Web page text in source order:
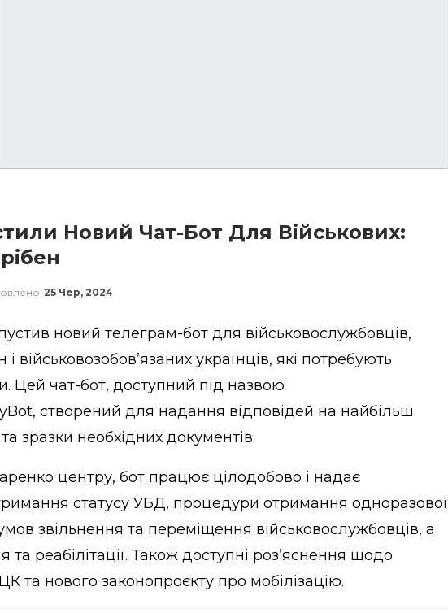
Новий Чат-Бот Для Військових:
25 Чер, 2024
новий телеграм-бот для військовослужбовців,
і військовозобов’язаних українців, які потребують
Цей чат-бот, доступний під назвою
створений для надання відповідей на найбільш
зразки необхідних документів.
центру, бот працює цілодобово і надає
статусу УБД, процедури отримання одноразової
звільнення та переміщення військовослужбовців, а
реабілітації. Також доступні роз’яснення щодо
та нового законопроєкту про мобілізацію.